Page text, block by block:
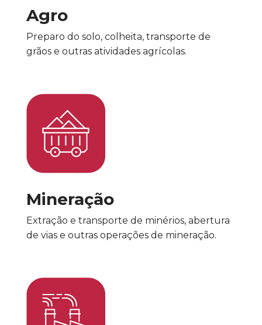
Agro
Preparo do solo, colheita, transporte de
grãos e outras atividades agrícolas.
Mineração
Extração e transporte de minérios, abertura
de vias e outras operações de mineração.